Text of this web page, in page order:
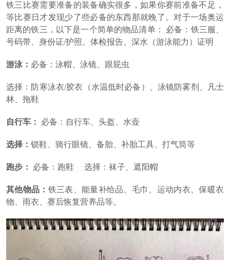
铁三比赛需要准备的装备确实很多，如果你赛前准备不足，
等比赛日才发现少了些必备的东西那就晚了。对于一场奥运
距离的铁三，以下是一个简单的物品清单： 必备：铁三服、
号码带、身份证/护照、体检报告、深水（游泳能力）证明
游泳： 必备：泳帽、泳镜、跟屁虫
选择： 防寒泳衣/胶衣（水温低时必备）、泳镜防雾剂、凡士
林、拖鞋
自行车： 必备：自行车、头盔、水壶
选择： 锁鞋、骑行眼镜、备胎、补胎工具、打气筒等
跑步： 必备：跑鞋 选择：袜子、遮阳帽
其他物品： 铁三表、能量补给品、毛巾、运动内衣、保暖衣
物、雨衣、赛后恢复营养品等。